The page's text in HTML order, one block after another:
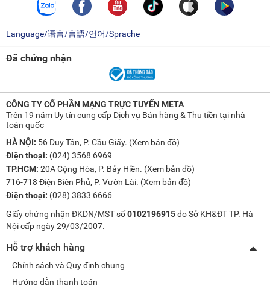
Language/语言/言語/언어/Sprache
Đã chứng nhận
CÔNG TY CỔ PHẦN MẠNG TRỰC TUYẾN META
Trên 19 năm Uy tín cung cấp Dịch vụ Bán hàng & Thu tiền tại nhà
toàn quốc
HÀ NỘI: 56 Duy Tân, P. Cầu Giấy. (Xem bản đồ)
Điện thoại: (024) 3568 6969
TP.HCM: 20A Cộng Hòa, P. Bảy Hiền. (Xem bản đồ)
716-718 Điện Biên Phủ, P. Vườn Lài. (Xem bản đồ)
Điện thoại: (028) 3833 6666
Giấy chứng nhận ĐKDN/MST số0102196915do Sở KH&ĐT TP. Hà
Nội cấp ngày 29/03/2007.
Hỗ trợ khách hàng
Chính sách và Quy định chung
Hướng dẫn thanh toán